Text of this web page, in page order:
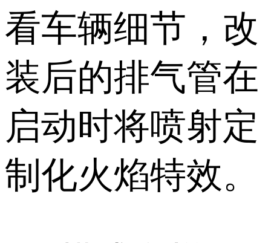
看车辆细节，改
装后的排气管在
启动时将喷射定
制化火焰特效。